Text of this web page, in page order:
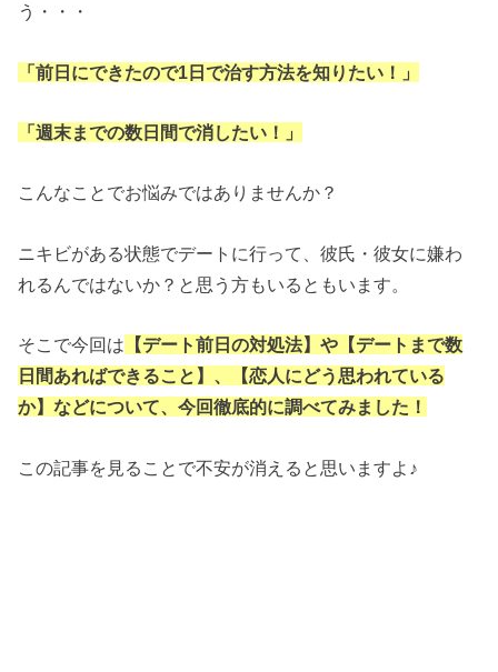
う・・・
「前日にできたので1日で治す方法を知りたい！」
「週末までの数日間で消したい！」
こんなことでお悩みではありませんか？
ニキビがある状態でデートに行って、彼氏・彼女に嫌わ
れるんではないか？と思う方もいるともいます。
そこで今回は 【デート前日の対処法】や【デートまで数
日間あればできること】、【恋人にどう思われている
か】などについて、今回徹底的に調べてみました！
この記事を見ることで不安が消えると思いますよ♪